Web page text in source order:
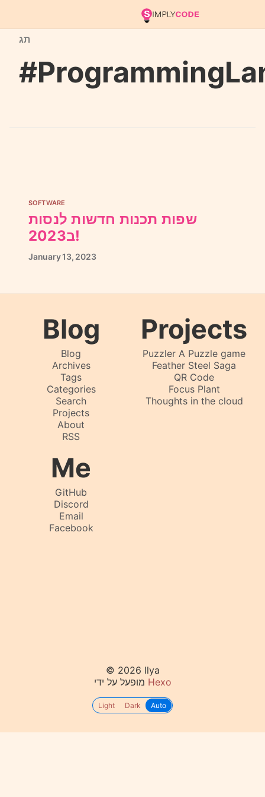
תג
SOFTWARE
שפות תכנות חדשות לנסות
ב2023!
January13, 2023
Blog
Blog
Archives
Tags
Categories
Search
Projects
About
RSS
Projects
Puzzler A Puzzle game
Feather Steel Saga
QR Code
Focus Plant
Thoughts in the cloud
Me
GitHub
Discord
Email
Facebook
© 2026 Ilya
Hexo
Light Dark Auto